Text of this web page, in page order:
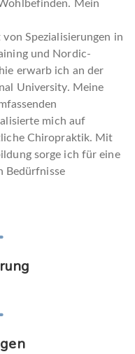
Mein
Spezialisierungen in
und Nordic-
erwarb ich an der
University. Meine
mich auf
Chiropraktik. Mit
sorge ich für eine
Bedürfnisse